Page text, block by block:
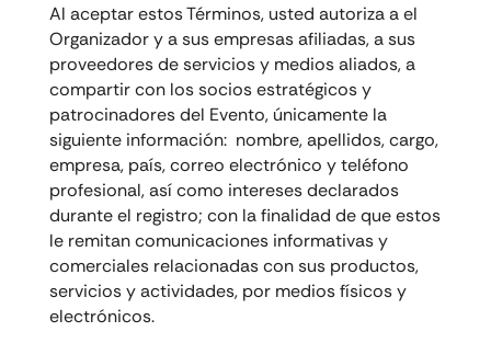
Al aceptar estos Términos, usted autoriza a el
Organizador y a sus empresas afiliadas, a sus
proveedores de servicios y medios aliados, a
compartir con los socios estratégicos y
patrocinadores del Evento, únicamente la
siguiente información: nombre, apellidos, cargo,
empresa, país, correo electrónico y teléfono
profesional, así como intereses declarados
durante el registro; con la finalidad de que estos
le remitan comunicaciones informativas y
comerciales relacionadas con sus productos,
servicios y actividades, por medios físicos y
electrónicos.